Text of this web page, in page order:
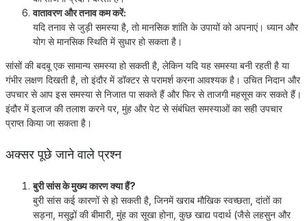
वातावरण और तनाव कम करें:
यदि तनाव से जुड़ी समस्या है, तो मानसिक शांति के उपायों को अपनाएं। ध्यान और
योग से मानसिक स्थिति में सुधार हो सकता है।
सांसों की बदबू एक सामान्य समस्या हो सकती है, लेकिन यदि यह समस्या बनी रहती है या
गंभीर लक्षण दिखती है, तो इंदौर में डॉक्टर से परामर्श करना आवश्यक है। उचित निदान और
उपचार से आप इस समस्या से निजात पा सकते हैं और फिर से ताजगी महसूस कर सकते हैं।
इंदौर में इलाज की तलाश करने पर, मुंह और पेट से संबंधित समस्याओं का सही उपचार
प्राप्त किया जा सकता है।
अक्सर पूछे जाने वाले प्रश्न
बुरी सांस के मुख्य कारण क्या हैं?
बुरी सांस कई कारणों से हो सकती है, जिनमें खराब मौखिक स्वच्छता, दांतों का
सड़ना, मसूढ़ों की बीमारी, मुंह का सूखा होना, कुछ खाद्य पदार्थ (जैसे लहसुन और